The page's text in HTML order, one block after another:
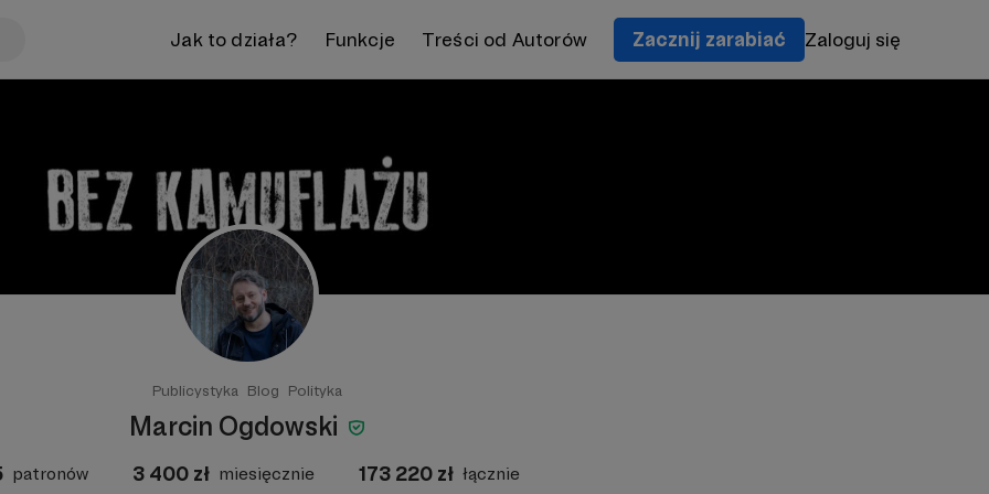
Jak to działa? Funkcje Treści od Autorów Zacznij zarabiać Zaloguj się
Publicystyka Blog Polityka
Marcin Ogdowski
patronów 3 400 zł miesięcznie 173 220 zł łącznie